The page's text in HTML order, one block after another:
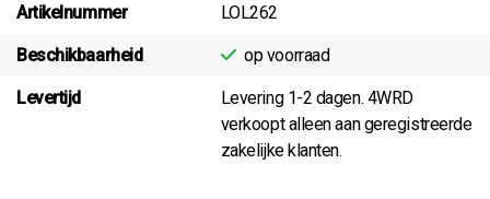
Artikelnummer LOL262
Beschikbaarheid op voorraad
Levertijd
Levering 1-2 dagen. 4WRD
verkoopt alleen aan geregistreerde
zakelijke klanten.